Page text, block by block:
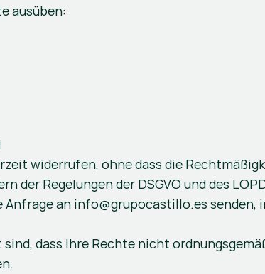
ausüben:
widerrufen, ohne dass die
der Regelungen der DSGVO und des
an info@grupocastillo.es senden,
dass Ihre Rechte nicht